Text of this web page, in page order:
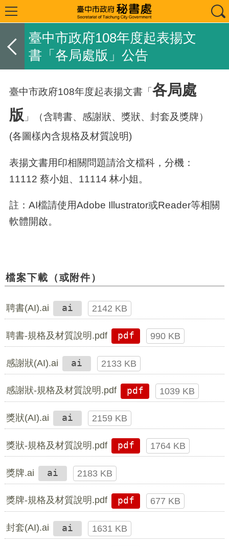
臺中市政府108年度起表揚文
書「各局處版」公告
臺中市政府108年度起表揚文書「各局處
版 」（含聘書、感謝狀、獎狀、封套及獎牌）
(各圖樣內含規格及材質說明)
表揚文書用印相關問題請洽文檔科，分機：
11112 蔡小姐、11114 林小姐。
註：AI檔請使用Adobe Illustrator或Reader等相關
軟體開啟。
檔案下載（或附件）
聘書(AI).ai ai 2142 KB
聘書-規格及材質說明.pdf pdf 990 KB
感謝狀(AI).ai ai 2133 KB
感謝狀-規格及材質說明.pdf pdf 1039 KB
獎狀(AI).ai ai 2159 KB
獎狀-規格及材質說明.pdf pdf 1764 KB
獎牌.ai ai 2183 KB
獎牌-規格及材質說明.pdf pdf 677 KB
封套(AI).ai ai 1631 KB